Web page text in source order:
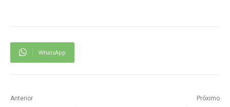
WhatsApp
Anterior Próximo